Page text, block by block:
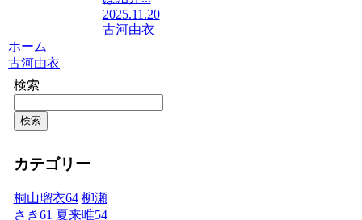
2025.11.20
古河由衣
ホーム
古河由衣
検索
検索
カテゴリー
桐山瑠衣64 柳瀬
さき61 夏来唯54